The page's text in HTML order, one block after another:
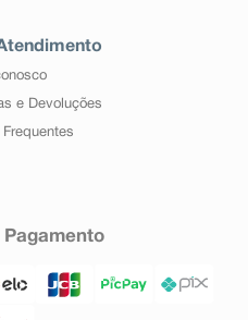
e Devoluções
Frequentes
Pagamento